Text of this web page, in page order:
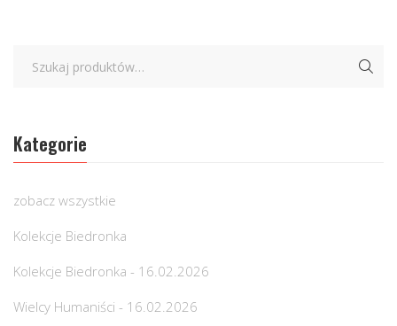
Kategorie
zobacz wszystkie
Kolekcje Biedronka
Kolekcje Biedronka - 16.02.2026
Wielcy Humaniści - 16.02.2026